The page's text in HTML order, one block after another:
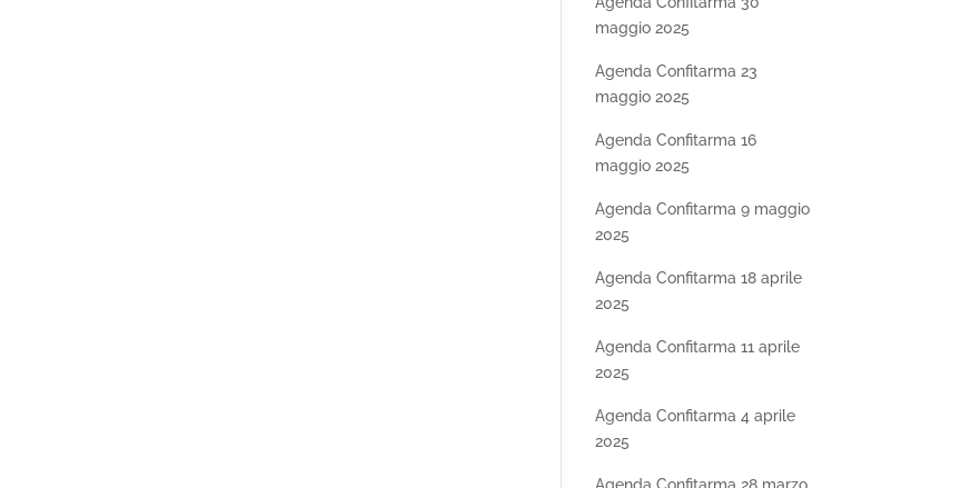
maggio 2025
Agenda Confitarma 23
maggio 2025
Agenda Confitarma 16
maggio 2025
Agenda Confitarma 9 maggio
2025
Agenda Confitarma 18 aprile
2025
Agenda Confitarma 11 aprile
2025
Agenda Confitarma 4 aprile
2025